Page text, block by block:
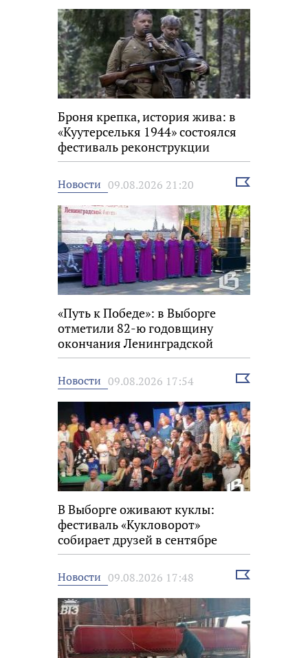
Броня крепка, история жива: в
«Куутерселькя 1944» состоялся
фестиваль реконструкции
Новости 09.08.2026 21:20
Выбрать
«Путь к Победе»: в Выборге
отметили 82-ю годовщину
окончания Ленинградской
битвы
Новости 09.08.2026 17:54
Выбрать
В Выборге оживают куклы:
фестиваль «Кукловорот»
собирает друзей в сентябре
Новости 09.08.2026 17:48
Выбрать